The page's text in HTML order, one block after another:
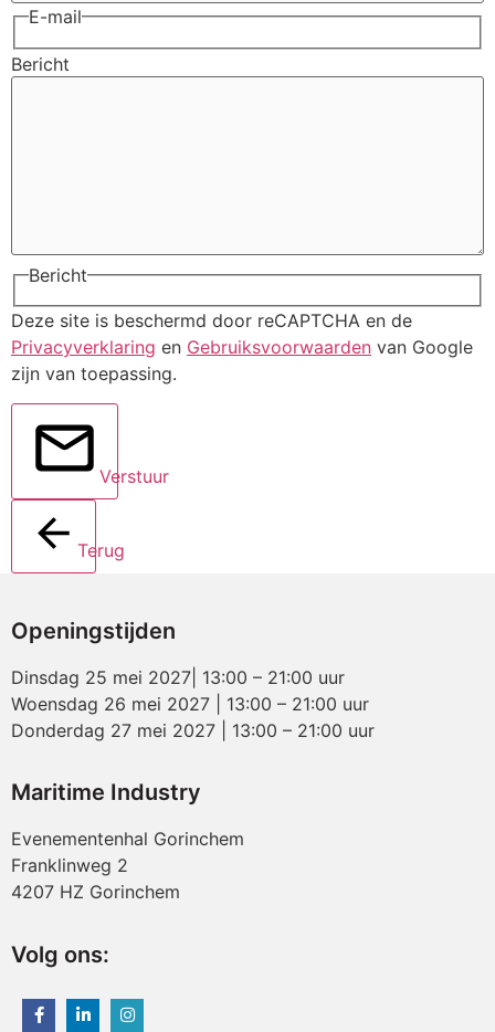
E-mail
Bericht
Bericht
Deze site is beschermd door reCAPTCHA en de
Privacyverklaring en Gebruiksvoorwaarden van Google
zijn van toepassing.
Verstuur
Terug
Openingstijden
Dinsdag 25 mei 2027| 13:00 – 21:00 uur
Woensdag 26 mei 2027 | 13:00 – 21:00 uur
Donderdag 27 mei 2027 | 13:00 – 21:00 uur
Maritime Industry
Evenementenhal Gorinchem
Franklinweg 2
4207 HZ Gorinchem
Volg ons: